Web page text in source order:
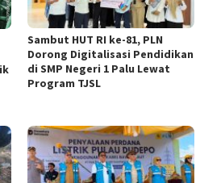
Sambut HUT RI ke-81, PLN
Dorong Digitalisasi Pendidikan
di SMP Negeri 1 Palu Lewat
Program TJSL